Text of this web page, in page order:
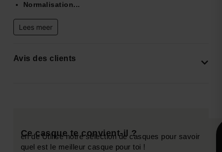
Normalisation...
Lees meer
Avis des clients
Ce casque te convient-il ?
en de Utilise notre sélection de casques pour savoir
quel est le meilleur casque pour toi !